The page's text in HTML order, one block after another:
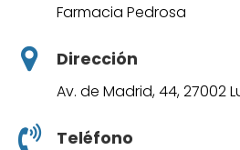
Farmacia Pedrosa
Dirección
Av. de Madrid, 44, 27002
Teléfono